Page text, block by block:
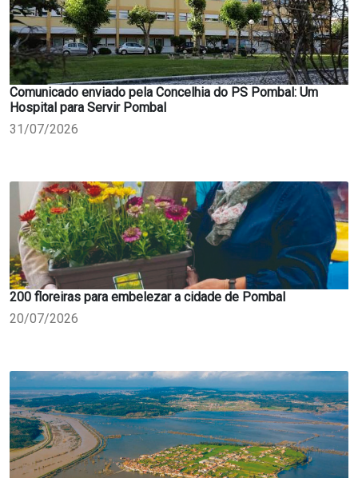
Comunicado enviado pela Concelhia do PS Pombal: Um
Hospital para Servir Pombal
31/07/2026
200 floreiras para embelezar a cidade de Pombal
20/07/2026